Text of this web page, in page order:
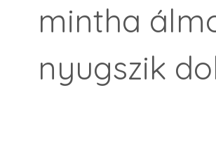
mintha
nyugszik